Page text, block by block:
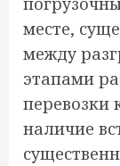
месте,
между
этапами
перевозки
наличие